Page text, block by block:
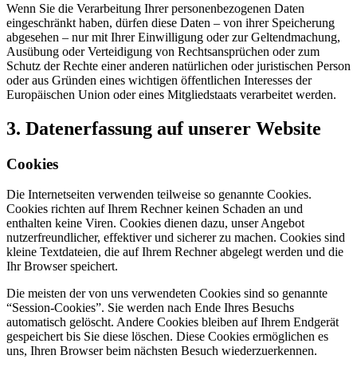
Wenn Sie die Verarbeitung Ihrer personenbezogenen Daten
eingeschränkt haben, dürfen diese Daten – von ihrer Speicherung
abgesehen – nur mit Ihrer Einwilligung oder zur Geltendmachung,
Ausübung oder Verteidigung von Rechtsansprüchen oder zum
Schutz der Rechte einer anderen natürlichen oder juristischen Person
oder aus Gründen eines wichtigen öffentlichen Interesses der
Europäischen Union oder eines Mitgliedstaats verarbeitet werden.
3. Datenerfassung auf unserer Website
Cookies
Die Internetseiten verwenden teilweise so genannte Cookies.
Cookies richten auf Ihrem Rechner keinen Schaden an und
enthalten keine Viren. Cookies dienen dazu, unser Angebot
nutzerfreundlicher, effektiver und sicherer zu machen. Cookies sind
kleine Textdateien, die auf Ihrem Rechner abgelegt werden und die
Ihr Browser speichert.
Die meisten der von uns verwendeten Cookies sind so genannte
“Session-Cookies”. Sie werden nach Ende Ihres Besuchs
automatisch gelöscht. Andere Cookies bleiben auf Ihrem Endgerät
gespeichert bis Sie diese löschen. Diese Cookies ermöglichen es
uns, Ihren Browser beim nächsten Besuch wiederzuerkennen.